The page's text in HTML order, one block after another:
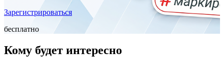
Зарегистрироваться
бесплатно
Кому будет интересно